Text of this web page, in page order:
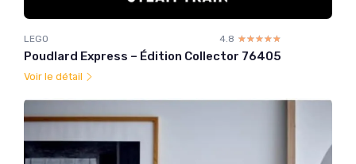
LEGO 4.8 ☆☆☆☆☆
★★★★★
Poudlard Express – Édition Collector 76405
Voir le détail